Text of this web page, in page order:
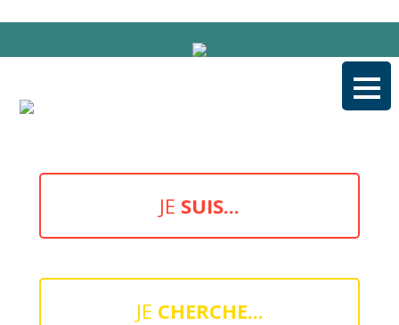
Aller
JE SUIS...
JE CHERCHE...